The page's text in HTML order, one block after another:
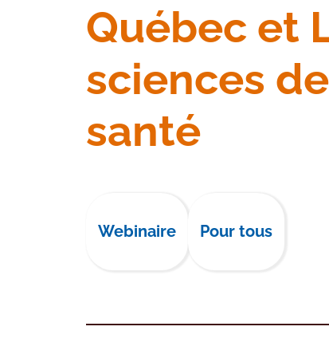
Québec et
sciences
santé
Webinaire Pour tous